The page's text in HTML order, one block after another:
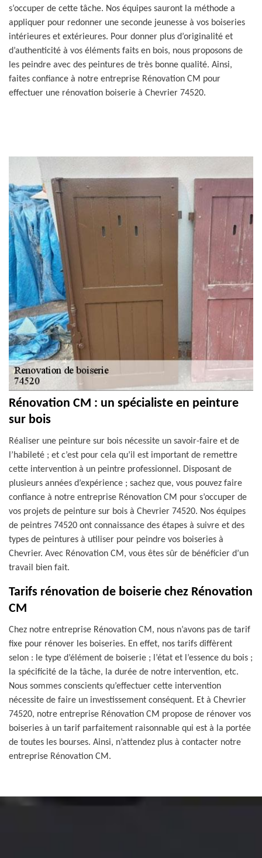
s’occuper de cette tâche. Nos équipes sauront la méthode a
appliquer pour redonner une seconde jeunesse à vos boiseries
intérieures et extérieures. Pour donner plus d’originalité et
d’authenticité à vos éléments faits en bois, nous proposons de
les peindre avec des peintures de très bonne qualité. Ainsi,
faites confiance à notre entreprise Rénovation CM pour
effectuer une rénovation boiserie à Chevrier 74520.
Rénovation CM : un spécialiste en peinture
sur bois
Réaliser une peinture sur bois nécessite un savoir-faire et de
l’habileté ; et c’est pour cela qu’il est important de remettre
cette intervention à un peintre professionnel. Disposant de
plusieurs années d’expérience ; sachez que, vous pouvez faire
confiance à notre entreprise Rénovation CM pour s’occuper de
vos projets de peinture sur bois à Chevrier 74520. Nos équipes
de peintres 74520 ont connaissance des étapes à suivre et des
types de peintures à utiliser pour peindre vos boiseries à
Chevrier. Avec Rénovation CM, vous êtes sûr de bénéficier d’un
travail bien fait.
Tarifs rénovation de boiserie chez Rénovation
CM
Chez notre entreprise Rénovation CM, nous n’avons pas de tarif
fixe pour rénover les boiseries. En effet, nos tarifs diffèrent
selon : le type d’élément de boiserie ; l’état et l’essence du bois ;
la spécificité de la tâche, la durée de notre intervention, etc.
Nous sommes conscients qu’effectuer cette intervention
nécessite de faire un investissement conséquent. Et à Chevrier
74520, notre entreprise Rénovation CM propose de rénover vos
boiseries à un tarif parfaitement raisonnable qui est à la portée
de toutes les bourses. Ainsi, n’attendez plus à contacter notre
entreprise Rénovation CM.